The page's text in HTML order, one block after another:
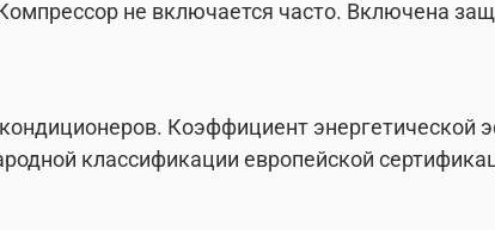
не включается часто. Включена
Коэффициент энергетической
классификации европейской